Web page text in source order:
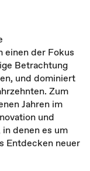
einen der Fokus
Betrachtung
und dominiert
Zum
Jahren im
und
denen es um
Entdecken neuer